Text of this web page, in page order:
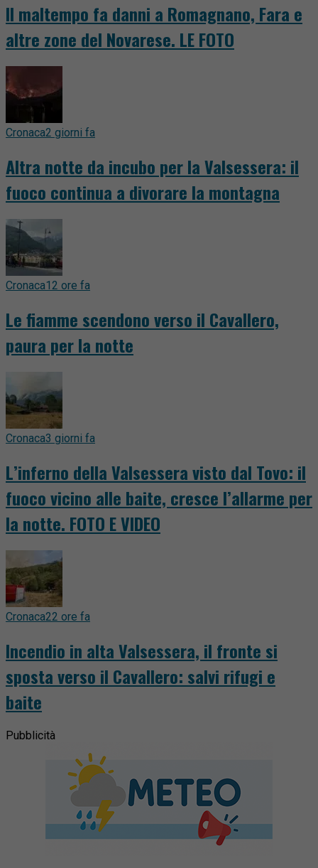
Il maltempo fa danni a Romagnano, Fara e
altre zone del Novarese. LE FOTO
Cronaca2 giorni fa
Altra notte da incubo per la Valsessera: il
fuoco continua a divorare la montagna
Cronaca12 ore fa
Le fiamme scendono verso il Cavallero,
paura per la notte
Cronaca3 giorni fa
L’inferno della Valsessera visto dal Tovo: il
fuoco vicino alle baite, cresce l’allarme per
la notte. FOTO E VIDEO
Cronaca22 ore fa
Incendio in alta Valsessera, il fronte si
sposta verso il Cavallero: salvi rifugi e
baite
Pubblicità